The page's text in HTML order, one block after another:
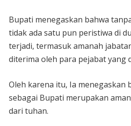
Bupati menegaskan bahwa
tidak ada satu pun peristiwa di
terjadi, termasuk amanah
diterima oleh para pejabat yang
Oleh karena itu, Ia menegaskan
sebagai Bupati merupakan
dari tuhan.